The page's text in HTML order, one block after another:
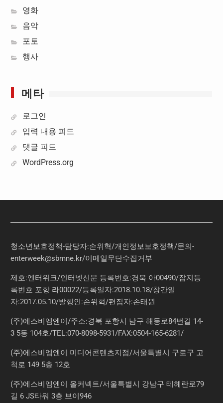
영화
음악
포토
행사
메타
로그인
입력 내용 피드
댓글 피드
WordPress.org
청소년보호정책-담당자:손위혁/개인정보보호정책/문의-
enterweek@sbmne.kr/이메일무단수집거부
제호:엔터위크/인터넷신문 등록번호:경북 아00490/잡지등
록번호 포항 라00022/등록일자:2018.10.18/창간일
자:2017.05.10/발행인:손위혁/편집자:손태원
(주)에스비엠엔이/주소:경북 포항시 남구 해동로84번길 14-
3 5동 104호/TEL:070-8098-5931/FAX:0504-165-6281/
(주)에스비엠엔이 미디어콘텐츠지점/서울특별시 구로구 고
척로 149 5층 12호
(주)에스비엠엔이 올커넥트/서울특별시 강남구 테헤란로79
길 6 JS타워 3층 브이946